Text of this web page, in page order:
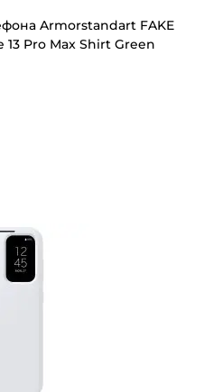
Armorstandart FAKE
Pro Max Shirt Green